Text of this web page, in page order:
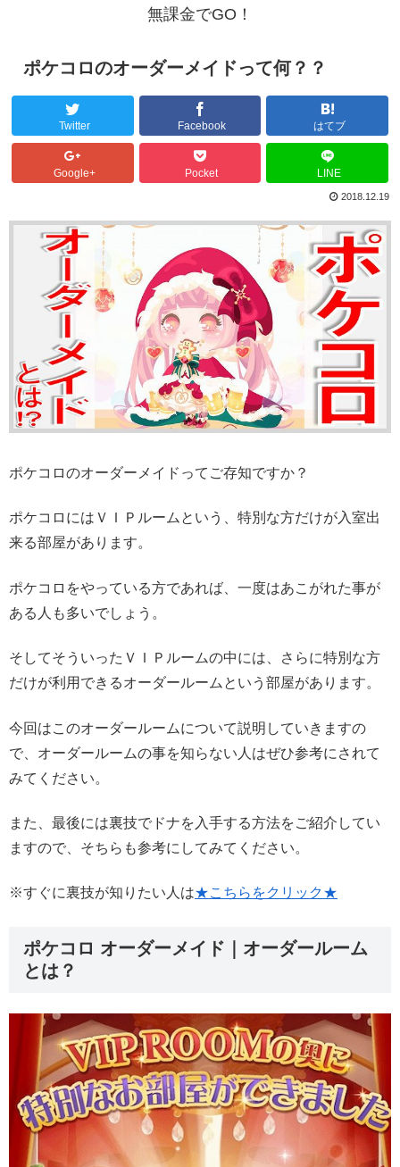
無課金でGO！
ポケコロのオーダーメイドって何？？
Twitter Facebook はてブ
Google+ Pocket LINE
2018.12.19
ポケコロのオーダーメイドってご存知ですか？
ポケコロにはＶＩＰルームという、特別な方だけが入室出
来る部屋があります。
ポケコロをやっている方であれば、一度はあこがれた事が
ある人も多いでしょう。
そしてそういったＶＩＰルームの中には、さらに特別な方
だけが利用できるオーダールームという部屋があります。
今回はこのオーダールームについて説明していきますの
で、オーダールームの事を知らない人はぜひ参考にされて
みてください。
また、最後には裏技でドナを入手する方法をご紹介してい
ますので、そちらも参考にしてみてください。
※すぐに裏技が知りたい人は★こちらをクリック★
ポケコロ オーダーメイド｜オーダールーム
とは？